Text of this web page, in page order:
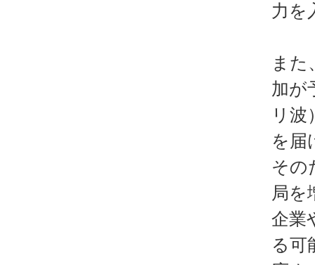
力を
また
加が
リ波
を届
その
局を
企業
る可